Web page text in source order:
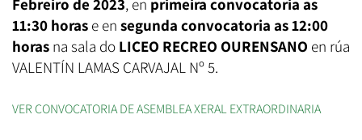
11:30 horas e en segunda convocatoria as 12:00
horas na sala do LICEO RECREO OURENSANO en rúa
VALENTÍN LAMAS CARVAJAL Nº 5.
VER CONVOCATORIA DE ASEMBLEA XERAL EXTRAORDINARIA